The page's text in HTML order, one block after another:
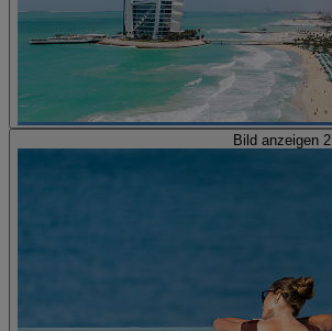
Bild anzeigen 2